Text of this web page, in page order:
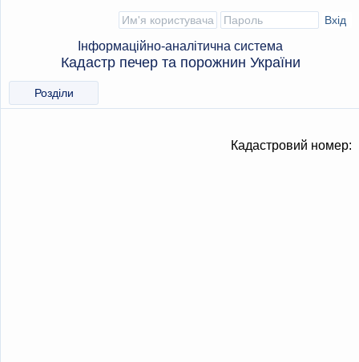
Інформаційно-аналітична система
Кадастр печер та порожнин України
Розділи
Кадастровий номер: